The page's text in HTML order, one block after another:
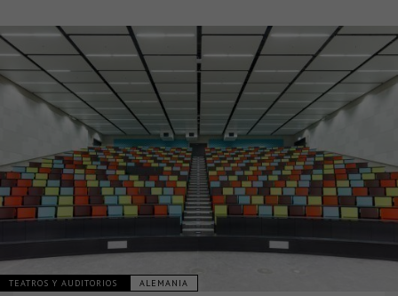
TEATROS Y AUDITORIOS ALEMANIA